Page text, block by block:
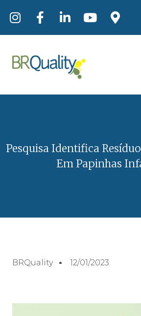
Pesquisa Identifica
Em Papinhas
BRQuality 12/01/2023